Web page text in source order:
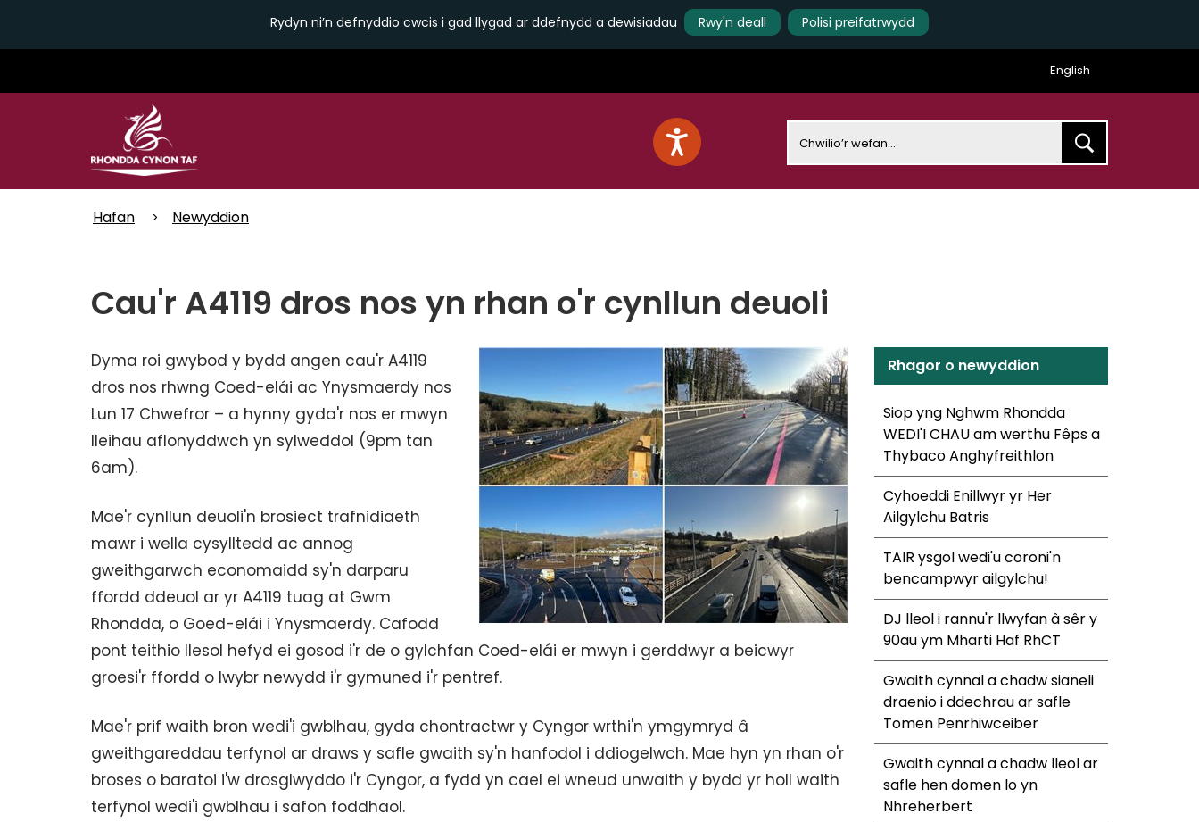
Rydyn ni’n defnyddio cwcis i gad llygad ar ddefnydd a dewisiadau Rwy'n deall
Polisi preifatrwydd
main
English
Hafan Newyddion
Cau'r A4119 dros nos yn rhan o'r cynllun deuoli
Dyma roi gwybod y bydd angen cau'r A4119
dros nos rhwng Coed-elái ac Ynysmaerdy nos
Lun 17 Chwefror – a hynny gyda'r nos er mwyn
lleihau aflonyddwch yn sylweddol (9pm tan
6am).
Mae'r cynllun deuoli'n brosiect trafnidiaeth
mawr i wella cysylltedd ac annog
gweithgarwch economaidd sy'n darparu
ffordd ddeuol ar yr A4119 tuag at Gwm
Rhondda, o Goed-elái i Ynysmaerdy. Cafodd
pont teithio llesol hefyd ei gosod i'r de o gylchfan Coed-elái er mwyn i gerddwyr a beicwyr
groesi'r ffordd o lwybr newydd i'r gymuned i'r pentref.
Mae'r prif waith bron wedi'i gwblhau, gyda chontractwr y Cyngor wrthi'n ymgymryd â
gweithgareddau terfynol ar draws y safle gwaith sy'n hanfodol i ddiogelwch. Mae hyn yn rhan o'r
broses o baratoi i'w drosglwyddo i'r Cyngor, a fydd yn cael ei wneud unwaith y bydd yr holl waith
terfynol wedi'i gwblhau i safon foddhaol.
Rhagor o newyddion
Siop yng Nghwm Rhondda
WEDI'I CHAU am werthu Fêps a
Thybaco Anghyfreithlon
Cyhoeddi Enillwyr yr Her
Ailgylchu Batris
TAIR ysgol wedi'u coroni'n
bencampwyr ailgylchu!
DJ lleol i rannu'r llwyfan â sêr y
90au ym Mharti Haf RhCT
Gwaith cynnal a chadw sianeli
draenio i ddechrau ar safle
Tomen Penrhiwceiber
Gwaith cynnal a chadw lleol ar
safle hen domen lo yn
Nhreherbert